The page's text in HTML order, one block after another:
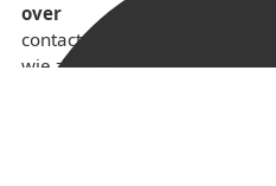
over
contact
wie zijn we